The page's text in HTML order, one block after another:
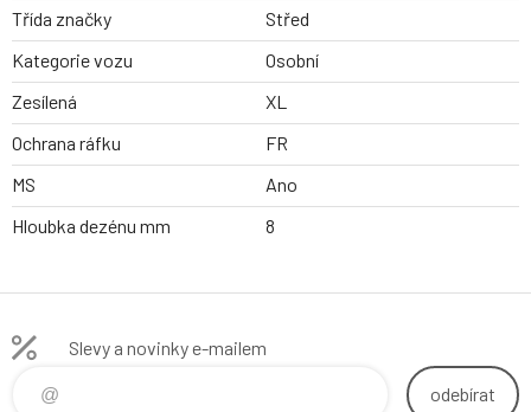
Třída značky
Střed
Kategorie vozu
Osobní
Zesílená
XL
Ochrana ráfku
FR
MS
Ano
Hloubka dezénu mm
8
Slevy a novinky e-mailem
odebírat